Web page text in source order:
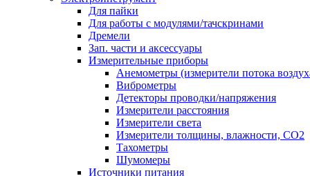
Для пайки
Для работы с модулями/тачскринами
Дремели
Зап. части и аксессуары
Измерительные приборы
Анемометры (измерители потока
Виброметры
Детекторы проводки/напряжения
Измерители расстояния
Измерители света
Измерители толщины, влажности, CO2
Тахометры
Шумомеры
Источники питания